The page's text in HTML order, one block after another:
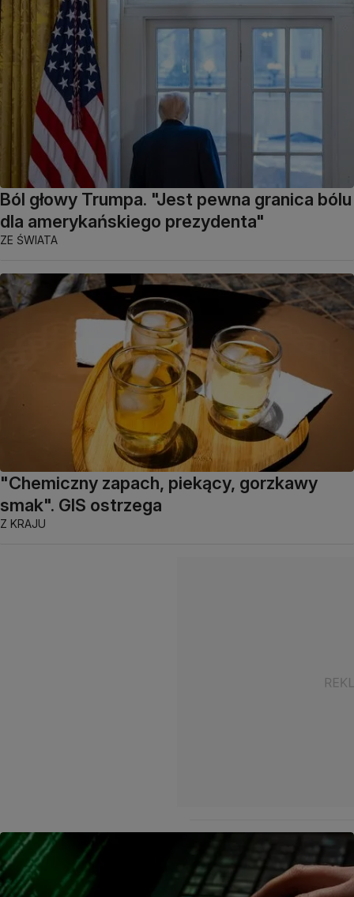
Ból głowy Trumpa. "Jest pewna granica bólu
dla amerykańskiego prezydenta"
ZE ŚWIATA
"Chemiczny zapach, piekący, gorzkawy
smak". GIS ostrzega
Z KRAJU